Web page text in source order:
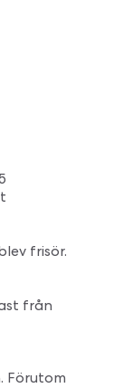
frisör.
från
Förutom